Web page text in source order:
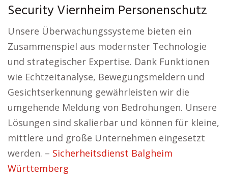
Security Viernheim Personenschutz
Unsere Überwachungssysteme bieten ein
Zusammenspiel aus modernster Technologie
und strategischer Expertise. Dank Funktionen
wie Echtzeitanalyse, Bewegungsmeldern und
Gesichtserkennung gewährleisten wir die
umgehende Meldung von Bedrohungen. Unsere
Lösungen sind skalierbar und können für kleine,
mittlere und große Unternehmen eingesetzt
werden. – Sicherheitsdienst Balgheim
Württemberg